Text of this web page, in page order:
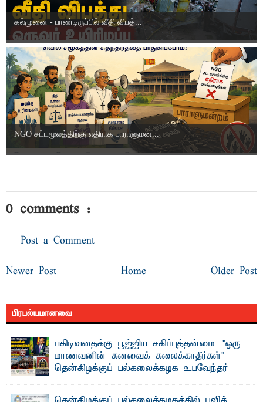
கல்முனை - பாண்டிருப்பில் வீதி விபத்...
NGO சட்டமூலத்திற்கு எதிராக பாராளுமன...
0 comments :
Post a Comment
Newer Post Older Post
Home
பிரபல்யமானவை
பகிடிவதைக்கு பூஜ்ஜிய சகிப்புத்தன்மை: "ஒரு
மாணவனின் கனவைக் கலைக்காதீர்கள்" –
தென்கிழக்குப் பல்கலைக்கழக உபவேந்தர்
"ஒ ரு மாணவனின் அல்லது மாணவியின் கனவு என்னால்